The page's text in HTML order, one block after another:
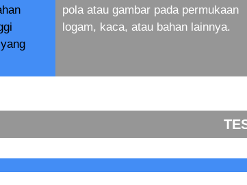
pola atau gambar pada permukaan
logam, kaca, atau bahan lainnya.